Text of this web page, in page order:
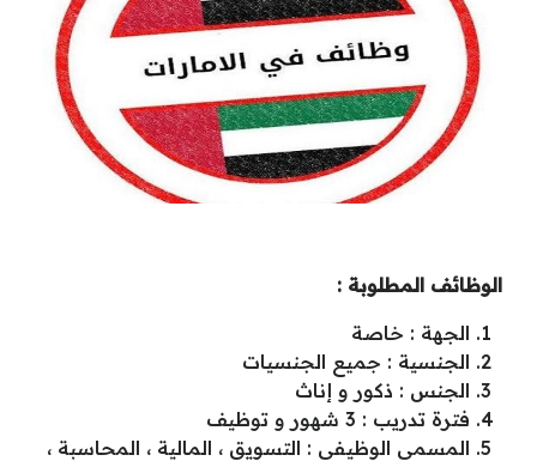
الوظائف المطلوبة :
الجهة : خاصة
الجنسية : جميع الجنسيات
الجنس : ذكور و إناث
فترة تدريب : 3 شهور و توظيف
المسمي الوظيفي : التسويق ، المالية ، المحاسبة ،